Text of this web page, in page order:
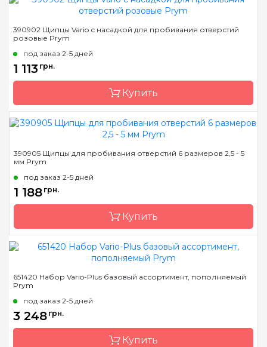
Страна-производитель
Назначение
390902 Щипцы Vario с насадкой для пробивания отверстий
розовые Prym
под заказ 2-5 дней
1 113 грн.
Купить
Страна-производитель
Назначение
390905 Щипцы для пробивания отверстий 6 размеров 2,5 - 5
мм Prym
под заказ 2-5 дней
1 188 грн.
Купить
Страна-производитель
Назначение
651420 Набор Vario-Plus базовый ассортимент, пополняемый
Prym
под заказ 2-5 дней
3 248 грн.
Купить